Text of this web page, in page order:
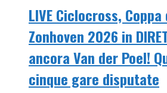
LIVE Ciclocross,
Zonhoven 2026 in
ancora Van der Poel!
cinque gare disputate